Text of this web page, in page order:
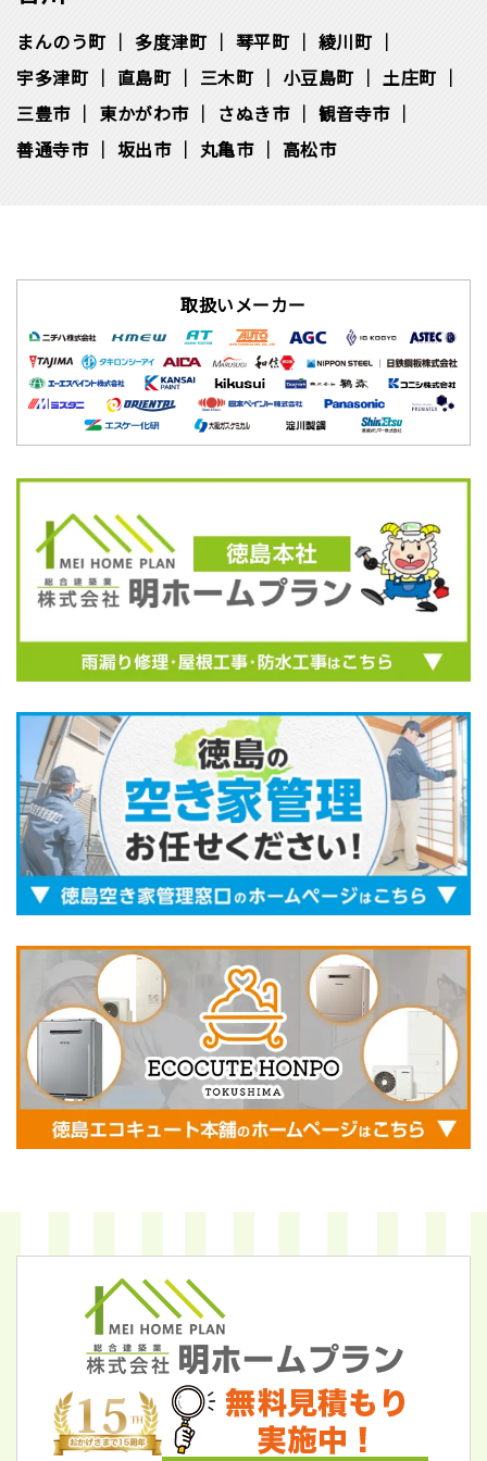
まんのう町 多度津町 琴平町
綾川町
宇多津町
直島町 三木町 小豆島町
土庄町
三豊市
東かがわ市 さぬき市
観音寺市
善通寺市
坂出市 丸亀市 高松市
取扱いメーカー